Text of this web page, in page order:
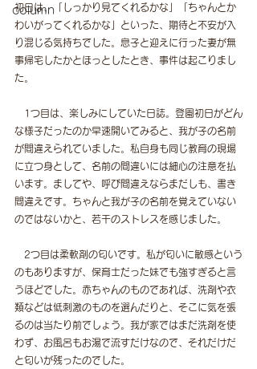
column
初日は、「しっかり見てくれるかな」「ちゃんとか
わいがってくれるかな」といった、期待と不安が入
り混じる気持ちでした。息子と迎えに行った妻が無
事帰宅したかとほっとしたとき、事件は起こりまし
た。
1つ目は、楽しみにしていた日誌。登園初日がどん
な様子だったのか早速開いてみると、我が子の名前
が間違えられていました。私自身も同じ教育の現場
に立つ身として、名前の間違いには細心の注意を払
います。ましてや、呼び間違えならまだしも、書き
間違えです。ちゃんと我が子の名前を覚えていない
のではないかと、若干のストレスを感じました。
2つ目は柔軟剤の匂いです。私が匂いに敏感という
のもありますが、保育士だった妹でも強すぎると言
うほどでした。赤ちゃんのものであれば、洗剤や衣
類などは低刺激のものを選んだりと、そこに気を張
るのは当たり前でしょう。我が家ではまだ洗剤を使
わず、お風呂もお湯で流すだけなので、それだけだ
と匂いが残ったのでした。